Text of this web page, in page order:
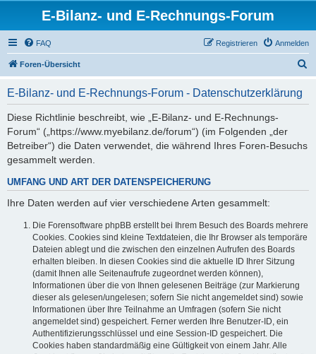
E-Bilanz- und E-Rechnungs-Forum
FAQ Anmelden
Registrieren
Foren-Übersicht
E-Bilanz- und E-Rechnungs-Forum - Datenschutzerklärung
Diese Richtlinie beschreibt, wie „E-Bilanz- und E-Rechnungs-
Forum“ („https://www.myebilanz.de/forum“) (im Folgenden „der
Betreiber“) die Daten verwendet, die während Ihres Foren-Besuchs
gesammelt werden.
UMFANG UND ART DER DATENSPEICHERUNG
Ihre Daten werden auf vier verschiedene Arten gesammelt:
Die Forensoftware phpBB erstellt bei Ihrem Besuch des Boards mehrere
Cookies. Cookies sind kleine Textdateien, die Ihr Browser als temporäre
Dateien ablegt und die zwischen den einzelnen Aufrufen des Boards
erhalten bleiben. In diesen Cookies sind die aktuelle ID Ihrer Sitzung
(damit Ihnen alle Seitenaufrufe zugeordnet werden können),
Informationen über die von Ihnen gelesenen Beiträge (zur Markierung
dieser als gelesen/ungelesen; sofern Sie nicht angemeldet sind) sowie
Informationen über Ihre Teilnahme an Umfragen (sofern Sie nicht
angemeldet sind) gespeichert. Ferner werden Ihre Benutzer-ID, ein
Authentifizierungsschlüssel und eine Session-ID gespeichert. Die
Cookies haben standardmäßig eine Gültigkeit von einem Jahr. Alle